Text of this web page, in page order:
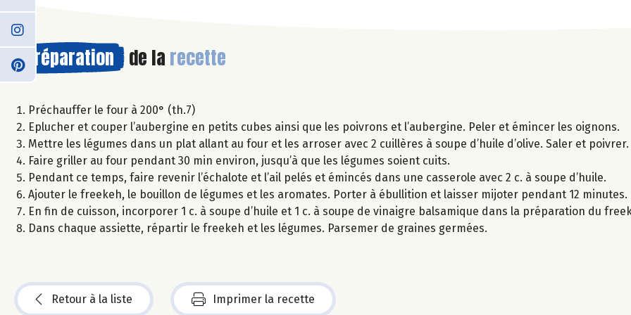
Préparation de la recette
Préchauffer le four à 200° (th.7)
Eplucher et couper l’aubergine en petits cubes ainsi que les poivrons et l’aubergine. Peler et émincer les oignons.
Mettre les légumes dans un plat allant au four et les arroser avec 2 cuillères à soupe d’huile d’olive. Saler et poivrer.
Faire griller au four pendant 30 min environ, jusqu’à que les légumes soient cuits.
Pendant ce temps, faire revenir l’échalote et l’ail pelés et émincés dans une casserole avec 2 c. à soupe d’huile.
Ajouter le freekeh, le bouillon de légumes et les aromates. Porter à ébullition et laisser mijoter pendant 12 minutes.
En fin de cuisson, incorporer 1 c. à soupe d’huile et 1 c. à soupe de vinaigre balsamique dans la préparation du
Dans chaque assiette, répartir le freekeh et les légumes. Parsemer de graines germées.
Retour à la liste Imprimer la recette